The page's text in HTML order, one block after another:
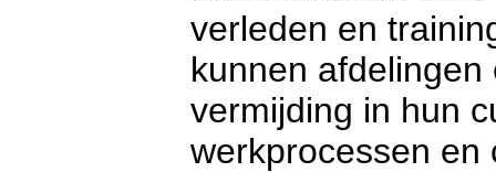
verleden en
kunnen
vermijding in hun
werkprocessen